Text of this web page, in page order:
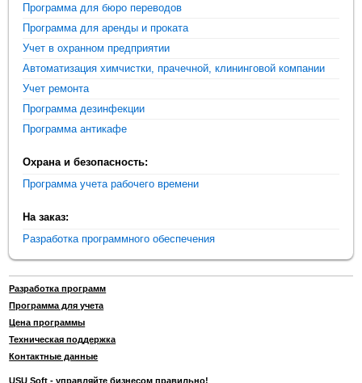
Программа для бюро переводов
Программа для аренды и проката
Учет в охранном предприятии
Автоматизация химчистки, прачечной, клининговой компании
Учет ремонта
Программа дезинфекции
Программа антикафе
Охрана и безопасность:
Программа учета рабочего времени
На заказ:
Разработка программного обеспечения
Разработка программ
Программа для учета
Цена программы
Техническая поддержка
Контактные данные
USU Soft - управляйте бизнесом правильно!